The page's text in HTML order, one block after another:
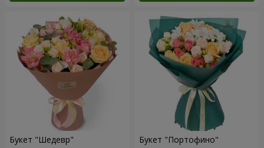
Букет "Шедевр" Букет "Портофино"